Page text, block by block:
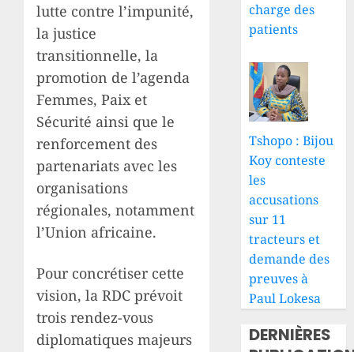
lutte contre l’impunité,
la justice
transitionnelle, la
promotion de l’agenda
Femmes, Paix et
Sécurité ainsi que le
renforcement des
partenariats avec les
organisations
régionales, notamment
l’Union africaine.
Pour concrétiser cette
vision, la RDC prévoit
trois rendez-vous
diplomatiques majeurs
charge des
patients
Tshopo : Bijou
Koy conteste
les
accusations
sur 11
tracteurs et
demande des
preuves à
Paul Lokesa
DERNIÈRES